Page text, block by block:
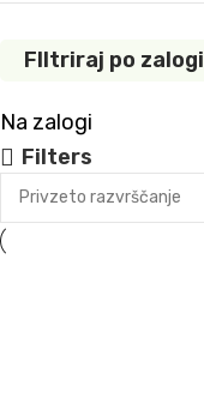
FIltriraj po zalogi
Na zalogi
Filters